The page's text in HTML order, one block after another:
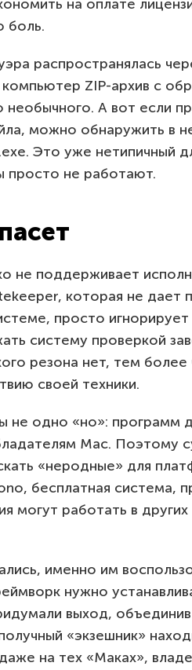
на оплате
боль.
распространялась
ZIP-архив с
А вот если
можно обнаружить в
Это уже нетипичный
просто не работают.
не поддерживает
которая не дает
просто
систему проверкой
резона нет, тем более
своей техники.
не одно «но»: программ
Mac. Поэтому
«неродные» для
бесплатная система,
могут работать в
именно им
нужно
выход,
«экзешник»
на тех «Маках»,